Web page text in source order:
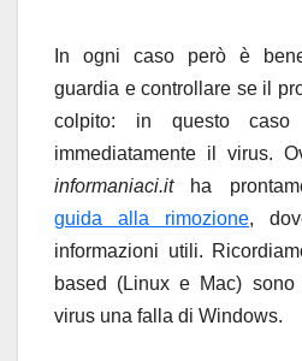
In ogni caso però è
guardia e controllare se il
colpito: in questo caso
immediatamente il virus.
informaniaci.itha
guida alla rimozione,
informazioni utili.
based (Linux e Mac) sono
virus una falla di Windows.